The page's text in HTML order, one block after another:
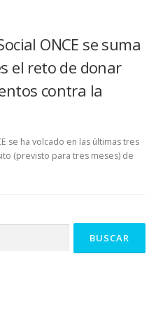
ONCE se suma
el reto de donar
contra la
se ha volcado en las últimas tres
(previsto para tres meses) de